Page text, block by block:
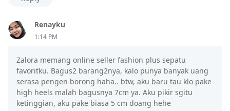
Renayku
1:14 PM
Zalora memang online seller fashion plus sepatu
favoritku. Bagus2 barang2nya, kalo punya banyak uang
serasa pengen borong haha.. btw, aku baru tau klo pake
high heels malah bagusnya 7cm ya. Aku pikir sgitu
ketinggian, aku pake biasa 5 cm doang hehe